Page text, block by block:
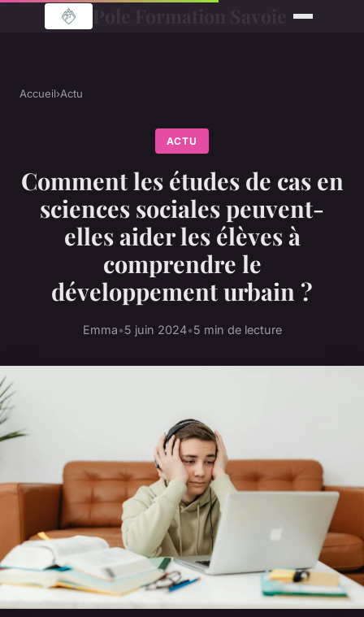
Accueil›Actu
ACTU
Comment les études de cas en
sciences sociales peuvent-
elles aider les élèves à
comprendre le
développement urbain ?
Emma•5 juin 2024•5 min de lecture